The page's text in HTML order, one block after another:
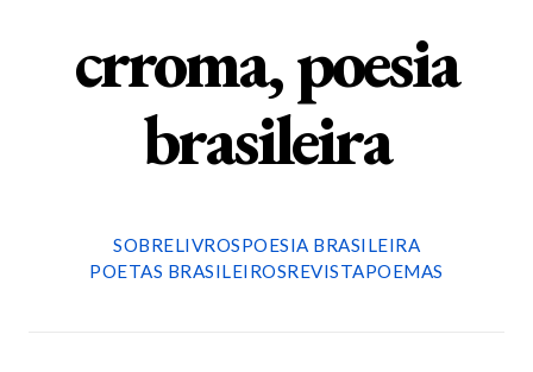
crroma, poesia
brasileira
SOBRELIVROSPOESIA BRASILEIRA
POETAS BRASILEIROSREVISTAPOEMAS